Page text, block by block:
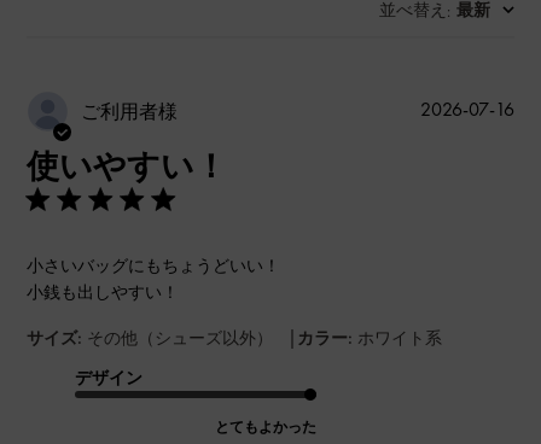
並べ替え : 最新
ご利用者様
使いやすい！
小さいバッグにもちょうどいい！
小銭も出しやすい！
サイズ: その他（シューズ以外） | カラー: ホワイト系
デザイン
とてもよかった
公
2026-07-16